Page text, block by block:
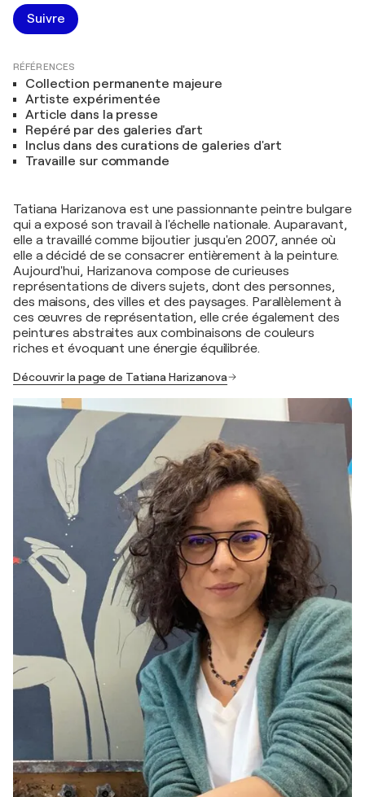
Suivre
RÉFÉRENCES
Collection permanente majeure
Artiste expérimentée
Article dans la presse
Repéré par des galeries d'art
Inclus dans des curations de galeries d'art
Travaille sur commande
Tatiana Harizanova est une passionnante peintre bulgare
qui a exposé son travail à l'échelle nationale. Auparavant,
elle a travaillé comme bijoutier jusqu'en 2007, année où
elle a décidé de se consacrer entièrement à la peinture.
Aujourd'hui, Harizanova compose de curieuses
représentations de divers sujets, dont des personnes,
des maisons, des villes et des paysages. Parallèlement à
ces œuvres de représentation, elle crée également des
peintures abstraites aux combinaisons de couleurs
riches et évoquant une énergie équilibrée.
Découvrir la page de Tatiana Harizanova